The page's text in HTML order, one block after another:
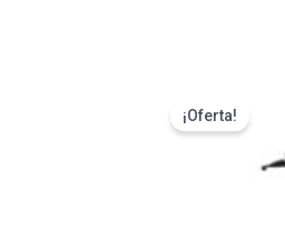
¡Oferta!